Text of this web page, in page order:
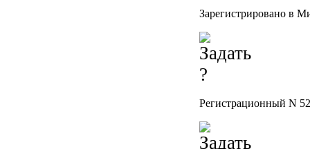
Зарегистрировано в
Регистрационный N